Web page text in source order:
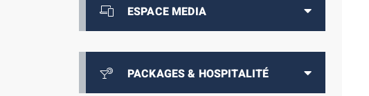
ESPACE MEDIA
PACKAGES & HOSPITALITÉ